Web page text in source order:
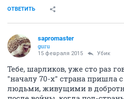
ОТВЕТИТЬ
sapromaster
guru
15 февраля 2015 Убик
Тебе, шарликов, уже сто раз
"началу 70-х" страна пришла
людьми, живущими в